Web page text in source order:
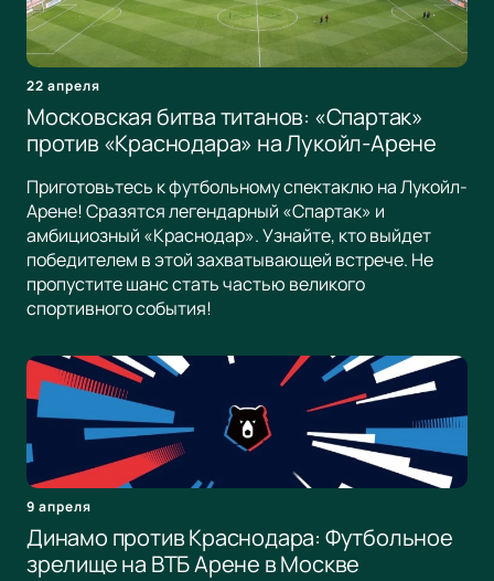
22 апреля
Московская битва титанов: «Спартак»
против «Краснодара» на Лукойл-Арене
Приготовьтесь к футбольному спектаклю на Лукойл-
Арене! Сразятся легендарный «Спартак» и
амбициозный «Краснодар». Узнайте, кто выйдет
победителем в этой захватывающей встрече. Не
пропустите шанс стать частью великого
спортивного события!
9 апреля
Динамо против Краснодара: Футбольное
зрелище на ВТБ Арене в Москве